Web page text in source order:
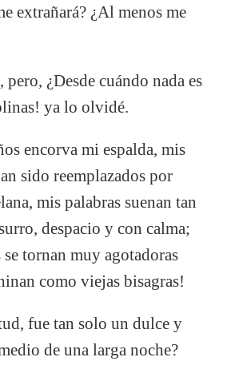
extrañará? ¿Al menos me
pero, ¿Desde cuándo nada es
ya lo olvidé.
encorva mi espalda, mis
sido reemplazados por
mis palabras suenan tan
despacio y con calma;
se tornan muy agotadoras
como viejas bisagras!
fue tan solo un dulce y
de una larga noche?